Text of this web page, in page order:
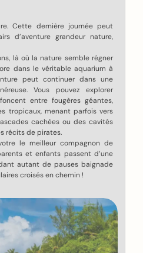
Cette dernière journée peut
d’aventure grandeur nature,
là où la nature semble régner
dans le véritable aquarium à
peut continuer dans une
Vous pouvez explorer
entre fougères géantes,
tropicaux, menant parfois vers
cachées ou des cavités
récits de pirates.
le meilleur compagnon de
et enfants passent d’une
autant de pauses baignade
croisés en chemin !